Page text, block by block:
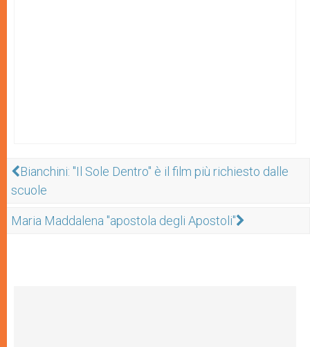
Bianchini: "Il Sole Dentro" è il film più richiesto dalle
scuole
Maria Maddalena "apostola degli Apostoli"